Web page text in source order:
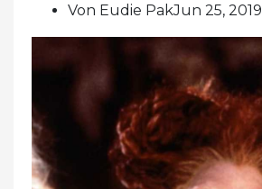
Von Eudie PakJun 25, 2019